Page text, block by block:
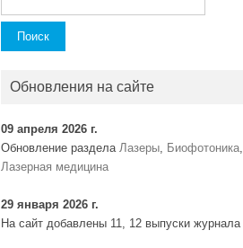
Обновления на сайте
09 апреля 2026 г.
Обновление разделаЛазеры, Биофотоника,
Лазерная медицина
29 января 2026 г.
На сайт добавлены 11, 12 выпуски журнала